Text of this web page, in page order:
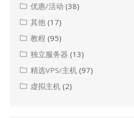
优惠/活动 (38)
其他 (17)
教程 (95)
独立服务器 (13)
精选VPS/主机 (97)
虚拟主机 (2)